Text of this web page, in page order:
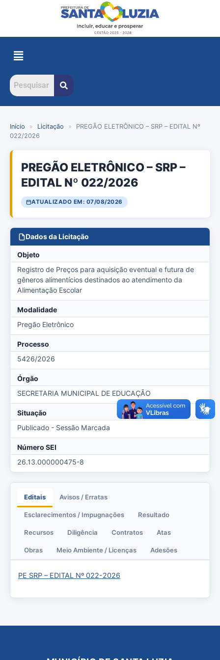
Início » Licitação »
PREGÃO ELETRÔNICO – SRP – EDITAL Nº
022/2026
PREGÃO ELETRÔNICO – SRP –
EDITAL Nº 022/2026
ATUALIZADO EM: 07/08/2026
Dados da Licitação
Objeto
Registro de Preços para aquisição eventual e futura de
gêneros alimentícios destinados ao atendimento da
Alimentação Escolar
Modalidade
Pregão Eletrônico
Processo
5426/2026
Órgão
SECRETARIA MUNICIPAL DE EDUCAÇÃO
Situação
Publicado - Sessão Marcada
Número SEI
26.13.000000475-8
Editais Avisos / Erratas
Esclarecimentos / Impugnações Resultado
Recursos Diligência Contratos Atas
Obras Meio Ambiente / Licenças Adesões
PE SRP – EDITAL Nº 022-2026